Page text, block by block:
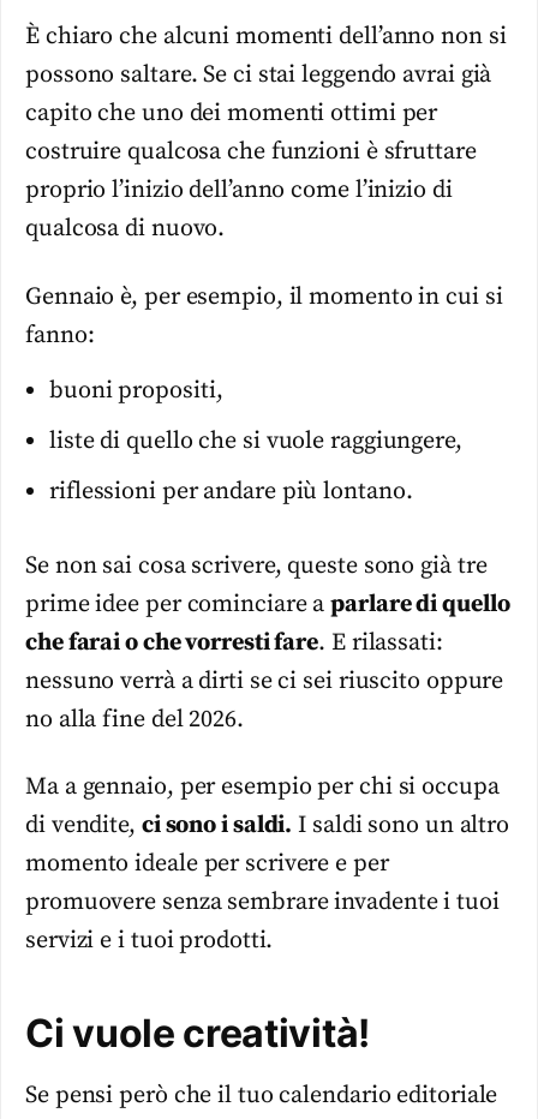
È chiaro che alcuni momenti dell’anno non si
possono saltare. Se ci stai leggendo avrai già
capito che uno dei momenti ottimi per
costruire qualcosa che funzioni è sfruttare
proprio l’inizio dell’anno come l’inizio di
qualcosa di nuovo.
Gennaio è, per esempio, il momento in cui si
fanno:
buoni propositi,
liste di quello che si vuole raggiungere,
riflessioni per andare più lontano.
Se non sai cosa scrivere, queste sono già tre
prime idee per cominciare aparlare di quello
che farai o che vorresti fare. E rilassati:
nessuno verrà a dirti se ci sei riuscito oppure
no alla fine del 2026.
Ma a gennaio, per esempio per chi si occupa
di vendite, ci sono i saldi. I saldi sono un altro
momento ideale per scrivere e per
promuovere senza sembrare invadente i tuoi
servizi e i tuoi prodotti.
Ci vuole creatività!
Se pensi però che il tuo calendario editoriale